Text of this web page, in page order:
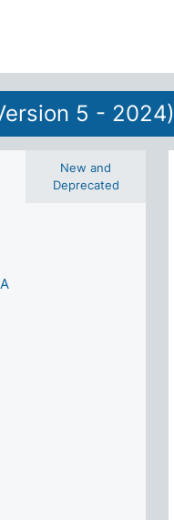
5 - 2024)
New and
Deprecated
DOMU